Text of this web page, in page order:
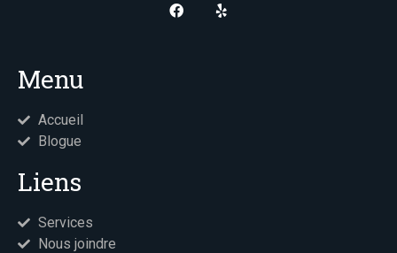
Menu
Accueil
Blogue
Liens
Services
Nous joindre